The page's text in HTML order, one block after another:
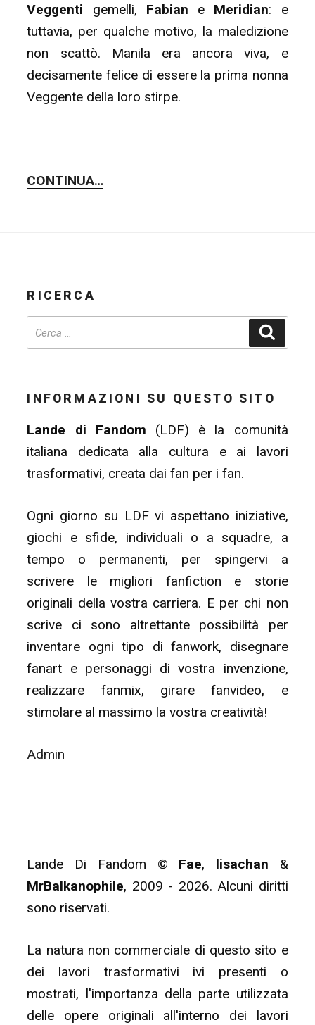
Veggenti gemelli, Fabian e Meridian: e
tuttavia, per qualche motivo, la maledizione
non scattò. Manila era ancora viva, e
decisamente felice di essere la prima nonna
Veggente della loro stirpe.
CONTINUA…
RICERCA
INFORMAZIONI SU QUESTO SITO
Lande di Fandom (LDF) è la comunità
italiana dedicata alla cultura e ai lavori
trasformativi, creata dai fan per i fan.
Ogni giorno su LDF vi aspettano iniziative,
giochi e sfide, individuali o a squadre, a
tempo o permanenti, per spingervi a
scrivere le migliori fanfiction e storie
originali della vostra carriera. E per chi non
scrive ci sono altrettante possibilità per
inventare ogni tipo di fanwork, disegnare
fanart e personaggi di vostra invenzione,
realizzare fanmix, girare fanvideo, e
stimolare al massimo la vostra creatività!
Admin
Lande Di Fandom © Fae, lisachan &
MrBalkanophile, 2009 - 2026. Alcuni diritti
sono riservati.
La natura non commerciale di questo sito e
dei lavori trasformativi ivi presenti o
mostrati, l'importanza della parte utilizzata
delle opere originali all'interno dei lavori